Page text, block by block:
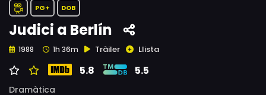
PG+ DOB
Judici a Berlín
1988 1h 36m Tràiler Llista
5.8 5.5
Dramàtica